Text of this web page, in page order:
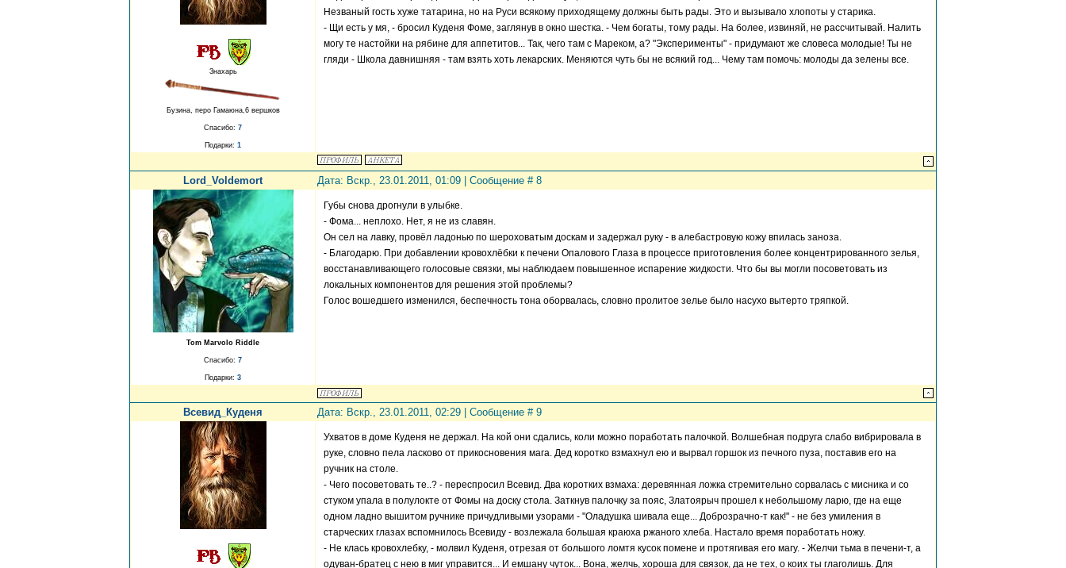
Знахарь
Бузина, перо Гамаюна,6 вершков
Спасибо: 7
Подарки: 1
Незваный гость хуже татарина, но на Руси всякому приходящему должны быть рады. Это и вызывало хлопоты у старика.
- Щи есть у мя, - бросил Куденя Фоме, заглянув в окно шестка. - Чем богаты, тому рады. На более, извиняй, не рассчитывай. Налить
могу те настойки на рябине для аппетитов... Так, чего там с Мареком, а? "Эксперименты" - придумают же словеса молодые! Ты не
гляди - Школа давнишняя - там взять хоть лекарских. Меняются чуть бы не всякий год... Чему там помочь: молоды да зелены все.
Lord_Voldemort Дата: Вскр., 23.01.2011, 01:09 | Сообщение # 8
Tom Marvolo Riddle
Спасибо: 7
Подарки: 3
Губы снова дрогнули в улыбке.
- Фома... неплохо. Нет, я не из славян.
Он сел на лавку, провёл ладонью по шероховатым доскам и задержал руку - в алебастровую кожу впилась заноза.
- Благодарю. При добавлении кровохлёбки к печени Опалового Глаза в процессе приготовления более концентрированного зелья,
восстанавливающего голосовые связки, мы наблюдаем повышенное испарение жидкости. Что бы вы могли посоветовать из
локальных компонентов для решения этой проблемы?
Голос вошедшего изменился, беспечность тона оборвалась, словно пролитое зелье было насухо вытерто тряпкой.
Всевид_Куденя Дата: Вскр., 23.01.2011, 02:29 | Сообщение # 9
Ухватов в доме Куденя не держал. На кой они сдались, коли можно поработать палочкой. Волшебная подруга слабо вибрировала в
руке, словно пела ласково от прикосновения мага. Дед коротко взмахнул ею и вырвал горшок из печного пуза, поставив его на
ручник на столе.
- Чего посоветовать те..? - переспросил Всевид. Два коротких взмаха: деревянная ложка стремительно сорвалась с мисника и со
стуком упала в полулокте от Фомы на доску стола. Заткнув палочку за пояс, Златоярыч прошел к небольшому ларю, где на еще
одном ладно вышитом ручнике причудливыми узорами - "Оладушка шивала еще... Доброзрачно-т как!" - не без умиления в
старческих глазах вспомнилось Всевиду - возлежала большая краюха ржаного хлеба. Настало время поработать ножу.
- Не клась кровохлебку, - молвил Куденя, отрезая от большого ломтя кусок помене и протягивая его магу. - Желчи тьма в печени-т, а
одуван-братец с нею в миг управится... И емшану чуток... Вона, желчь, хороша для связок, да не тех, о коих ты глаголишь. Для